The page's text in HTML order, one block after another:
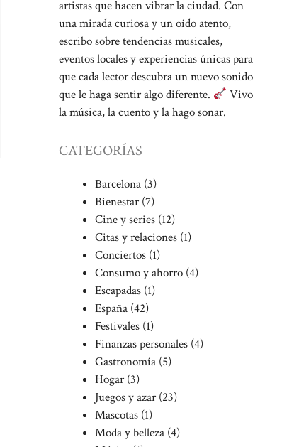
artistas que hacen vibrar la ciudad. Con
una mirada curiosa y un oído atento,
escribo sobre tendencias musicales,
eventos locales y experiencias únicas para
que cada lector descubra un nuevo sonido
que le haga sentir algo diferente.
Vivo
la música, la cuento y la hago sonar.
CATEGORÍAS
Barcelona (3)
Bienestar (7)
Cine y series (12)
Citas y relaciones (1)
Conciertos (1)
Consumo y ahorro (4)
Escapadas (1)
España (42)
Festivales (1)
Finanzas personales (4)
Gastronomía (5)
Hogar (3)
Juegos y azar (23)
Mascotas (1)
Moda y belleza (4)